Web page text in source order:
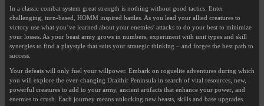
In a classic combat system great strength is nothing without good tactics. Enter
challenging, turn-based, HOMM inspired battles. As you lead your allied creatures to
victory use what you’ve learned about your enemies’ attacks to do your best to minimize
your losses. As your beast army grows in numbers, experiment with unit types and skill
synergies to find a playstyle that suits your strategic thinking – and forges the best path to
success.
Your defeats will only fuel your willpower. Embark on roguelite adventures during which
you will explore the ever-changing Draithir Peninsula in search of vital resources, new,
powerful creatures to add to your army, ancient artifacts that enhance your power, and
enemies to crush. Each journey means unlocking new beasts, skills and base upgrades.